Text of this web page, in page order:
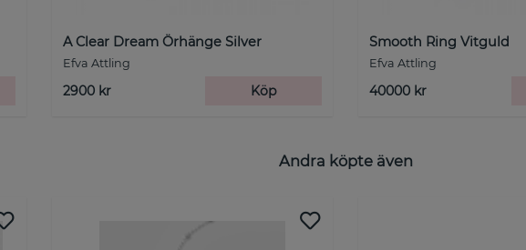
A Clear Dream Örhänge Silver
Efva Attling
2900 kr Köp
Smooth Ring Vitguld
Efva Attling
40000 kr
Andra köpte även